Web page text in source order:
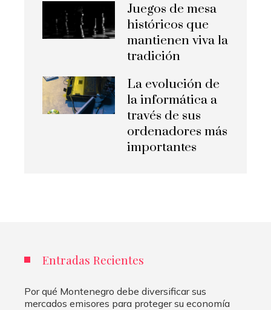
Juegos de mesa
históricos que
mantienen viva la
tradición
La evolución de
la informática a
través de sus
ordenadores más
importantes
Entradas Recientes
Por qué Montenegro debe diversificar sus
mercados emisores para proteger su economía